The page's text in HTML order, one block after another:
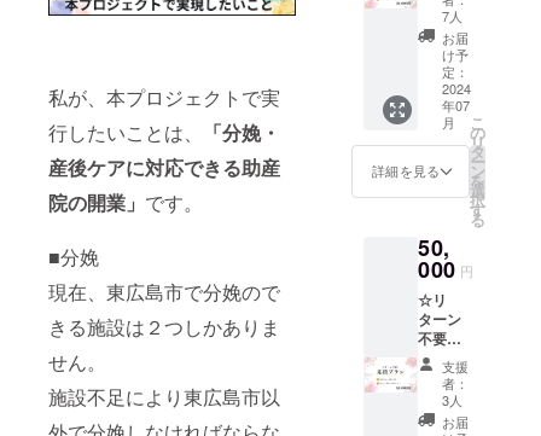
私が、本プロジェクトで実
行したいことは、
「分娩・
産後ケアに対応できる助産
院の開業」 です。
■分娩
現在、東広島市で分娩ので
きる施設は２つしかありま
せん。
施設不足により東広島市以
載くだ
さい
このリ
ターン
は3,000
円のリ
ターン
と同一
の内容
になり
ます。
メール
●メール
アドレ
スをご
記載く
ださい
30,000
円コー
ス＋お
礼の
メール
＋HPに
支援者
名記載
「思い
に共感
して応
した
い」そ
んな方
向けの
プラン
です。
お礼の
メール
をお送
りしま
7人
お届
け予
定：
2024
年07
月
詳細を見る
こ
の
リ
タ
ー
ン
を
選
択
す
る
50,
000 円
☆リ
ターン
不要！
応援プ
ラン
50,000
円コー
支援
者：
3人
お届